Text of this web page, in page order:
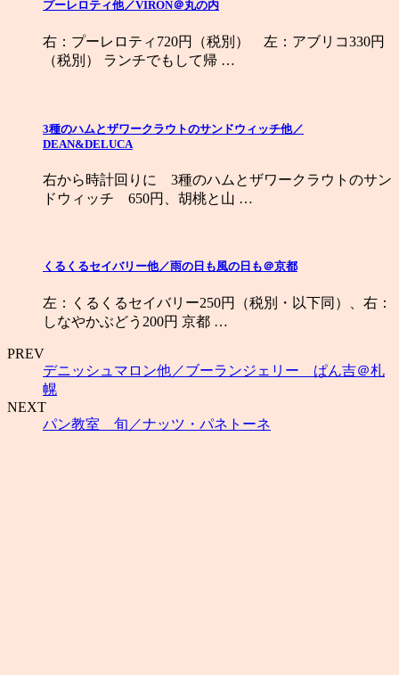
プーレロティ他／VIRON＠丸の内
右：プーレロティ720円（税別） 左：アブリコ330円
（税別） ランチでもして帰 …
3種のハムとザワークラウトのサンドウィッチ他／
DEAN&DELUCA
右から時計回りに 3種のハムとザワークラウトのサン
ドウィッチ 650円、胡桃と山 …
くるくるセイバリー他／雨の日も風の日も＠京都
左：くるくるセイバリー250円（税別・以下同）、右：
しなやかぶどう200円 京都 …
PREV
デニッシュマロン他／ブーランジェリー ぱん吉＠札
幌
NEXT
パン教室 旬／ナッツ・パネトーネ